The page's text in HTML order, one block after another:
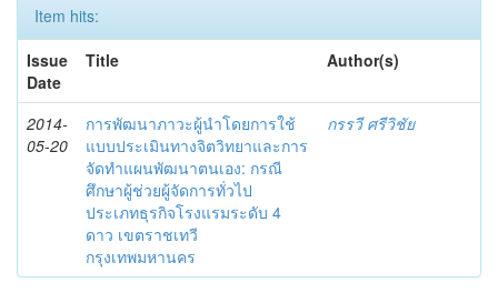
Item hits:
Issue
Date
Title Author(s)
2014-
05-20
การพัฒนาภาวะผู้นำโดยการใช้
แบบประเมินทางจิตวิทยาและการ
จัดทำแผนพัฒนาตนเอง: กรณี
ศึกษาผู้ช่วยผู้จัดการทั่วไป
ประเภทธุรกิจโรงแรมระดับ 4
ดาว เขตราชเทวี
กรุงเทพมหานคร
กรรวี ศรีวิชัย